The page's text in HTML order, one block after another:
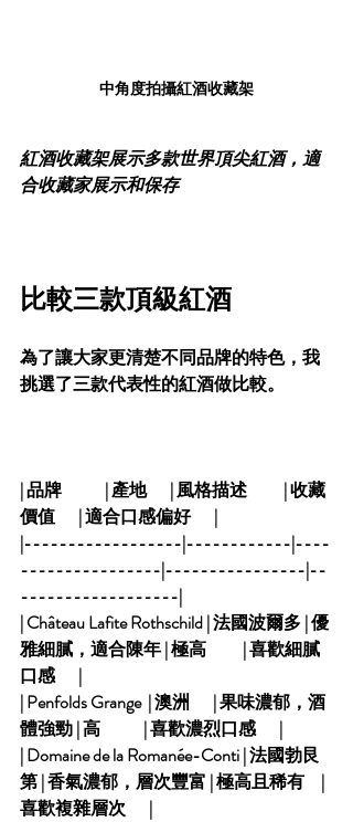
中角度拍攝紅酒收藏架
紅酒收藏架展示多款世界頂尖紅酒，適
合收藏家展示和保存
比較三款頂級紅酒
為了讓大家更清楚不同品牌的特色，我
挑選了三款代表性的紅酒做比較。
| 品牌             | 產地       | 風格描述           | 收藏
價值       | 適合口感偏好       |
|------------------|------------|----
----------------|----------------|--
------------------|
| Château Lafite Rothschild | 法國波爾多 | 優
雅細膩，適合陳年 | 極高           | 喜歡細膩
口感       |
| Penfolds Grange  | 澳洲       | 果味濃郁，酒
體強勁 | 高             | 喜歡濃烈口感       |
| Domaine de la Romanée-Conti | 法國勃艮
第 | 香氣濃郁，層次豐富 | 極高且稀有     |
喜歡複雜層次       |